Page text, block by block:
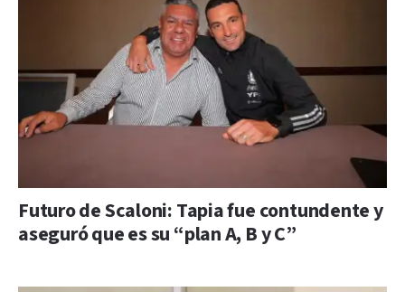
Futuro de Scaloni: Tapia fue contundente y
aseguró que es su “plan A, B y C”